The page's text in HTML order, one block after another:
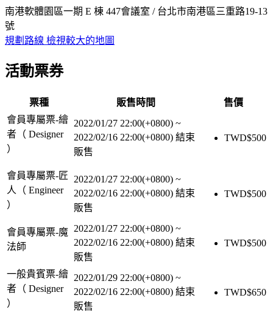
南港軟體園區一期 E 棟 447會議室 / 台北市南港區三重路19-13
號
規劃路線 檢視較大的地圖
活動票券
票種 販售時間
售價
會員專屬票-繪
者（ Designer
）
2022/01/27 22:00(+0800) ~
2022/02/16 22:00(+0800) 結束
販售
TWD$500
會員專屬票-匠
人（ Engineer
）
2022/01/27 22:00(+0800) ~
2022/02/16 22:00(+0800) 結束
販售
TWD$500
會員專屬票-魔
法師
2022/01/27 22:00(+0800) ~
2022/02/16 22:00(+0800) 結束
販售
TWD$500
一般貴賓票-繪
者（ Designer
）
2022/01/29 22:00(+0800) ~
2022/02/16 22:00(+0800) 結束
販售
TWD$650